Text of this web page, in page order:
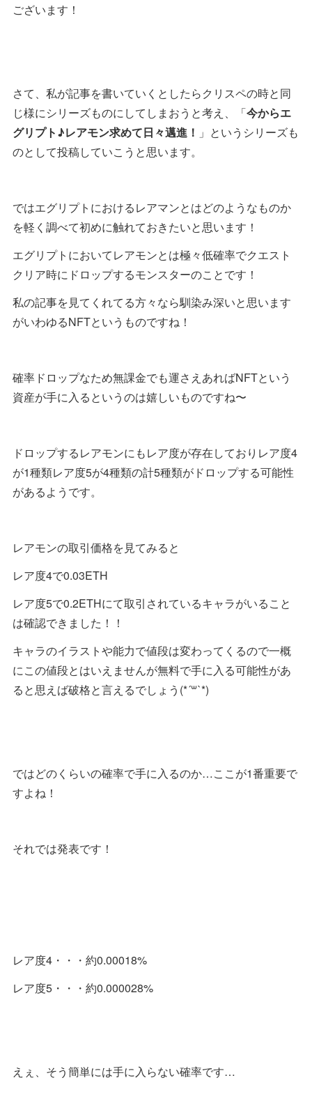
ございます！
さて、私が記事を書いていくとしたらクリスペの時と同
じ様にシリーズものにしてしまおうと考え、「今からエ
グリプト♪レアモン求めて日々邁進！ 」というシリーズも
のとして投稿していこうと思います。
ではエグリプトにおけるレアマンとはどのようなものか
を軽く調べて初めに触れておきたいと思います！
エグリプトにおいてレアモンとは極々低確率でクエスト
クリア時にドロップするモンスターのことです！
私の記事を見てくれてる方々なら馴染み深いと思います
がいわゆるNFTというものですね！
確率ドロップなため無課金でも運さえあればNFTという
資産が手に入るというのは嬉しいものですね〜
ドロップするレアモンにもレア度が存在しておりレア度4
が1種類レア度5が4種類の計5種類がドロップする可能性
があるようです。
レアモンの取引価格を見てみると
レア度4で0.03ETH
レア度5で0.2ETHにて取引されているキャラがいること
は確認できました！！
キャラのイラストや能力で値段は変わってくるので一概
にこの値段とはいえませんが無料で手に入る可能性があ
ると思えば破格と言えるでしょう(*´꒳`*)
ではどのくらいの確率で手に入るのか…ここが1番重要で
すよね！
それでは発表です！
レア度4・・・約0.00018%
レア度5・・・約0.000028%
えぇ、そう簡単には手に入らない確率です…